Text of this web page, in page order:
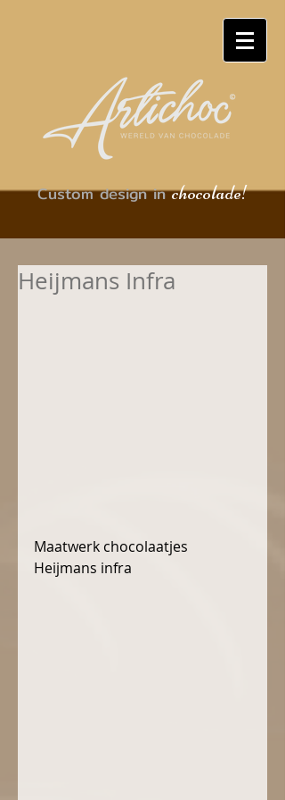
Custom design in chocolade!
Heijmans Infra
Maatwerk chocolaatjes
Heijmans infra